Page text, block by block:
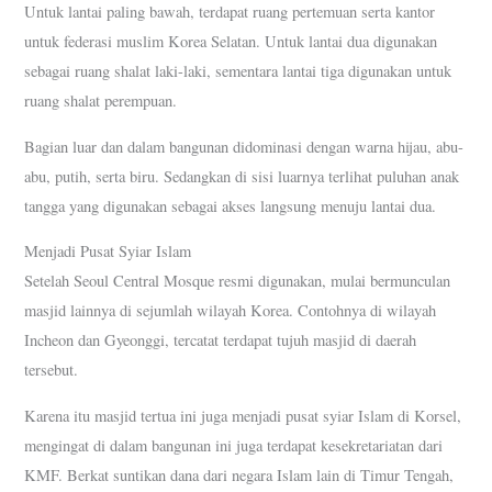
Untuk lantai paling bawah, terdapat ruang pertemuan serta kantor
untuk federasi muslim Korea Selatan. Untuk lantai dua digunakan
sebagai ruang shalat laki-laki, sementara lantai tiga digunakan untuk
ruang shalat perempuan.
Bagian luar dan dalam bangunan didominasi dengan warna hijau, abu-
abu, putih, serta biru. Sedangkan di sisi luarnya terlihat puluhan anak
tangga yang digunakan sebagai akses langsung menuju lantai dua.
Menjadi Pusat Syiar Islam
Setelah Seoul Central Mosque resmi digunakan, mulai bermunculan
masjid lainnya di sejumlah wilayah Korea. Contohnya di wilayah
Incheon dan Gyeonggi, tercatat terdapat tujuh masjid di daerah
tersebut.
Karena itu masjid tertua ini juga menjadi pusat syiar Islam di Korsel,
mengingat di dalam bangunan ini juga terdapat kesekretariatan dari
KMF. Berkat suntikan dana dari negara Islam lain di Timur Tengah,